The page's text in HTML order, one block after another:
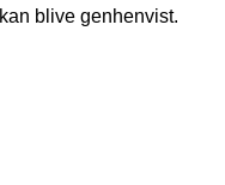
blive genhenvist.